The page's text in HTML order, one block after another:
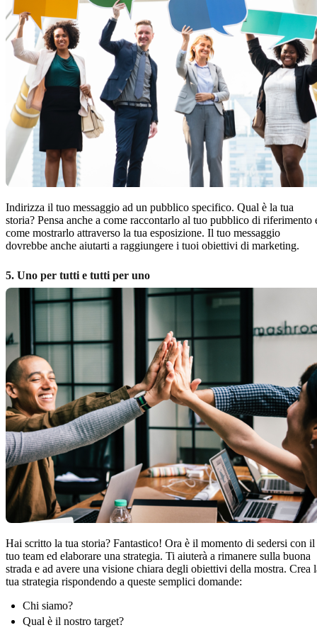
Indirizza il tuo messaggio ad un pubblico specifico. Qual è la tua
storia? Pensa anche a come raccontarlo al tuo pubblico di riferimento
come mostrarlo attraverso la tua esposizione. Il tuo messaggio
dovrebbe anche aiutarti a raggiungere i tuoi obiettivi di marketing.
5. Uno per tutti e tutti per uno
Hai scritto la tua storia? Fantastico! Ora è il momento di sedersi con il
tuo team ed elaborare una strategia. Ti aiuterà a rimanere sulla buona
strada e ad avere una visione chiara degli obiettivi della mostra. Crea
tua strategia rispondendo a queste semplici domande:
Chi siamo?
Qual è il nostro target?